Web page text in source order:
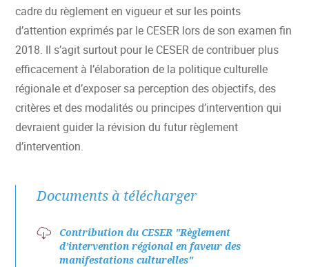
cadre du règlement en vigueur et sur les points
d’attention exprimés par le CESER lors de son examen fin
2018. Il s’agit surtout pour le CESER de contribuer plus
efficacement à l’élaboration de la politique culturelle
régionale et d’exposer sa perception des objectifs, des
critères et des modalités ou principes d’intervention qui
devraient guider la révision du futur règlement
d’intervention.
Documents à télécharger
Contribution du CESER "Règlement
d’intervention régional en faveur des
manifestations culturelles"